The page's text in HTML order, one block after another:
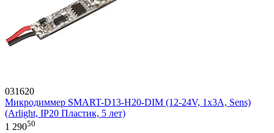
031620
Микродиммер SMART-D13-H20-DIM (12-24V, 1x3A, Sens)
(Arlight, IP20 Пластик, 5 лет)
1 29050